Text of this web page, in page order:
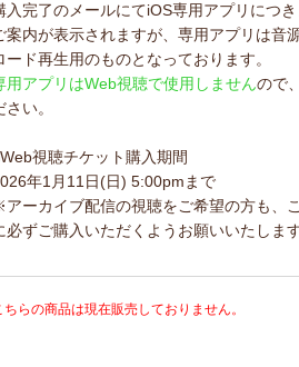
入完了のメールにてiOS専用アプリにつ
案内が表示されますが、専用アプリは音
ード再生用のものとなっております。
用アプリはWeb視聴で使用しませんので
さい。
視聴チケット購入期間
年1月11日(日) 5:00pmまで
ーカイブ配信の視聴をご希望の方も、
必ずご購入いただくようお願いいたします
ちらの商品は現在販売しておりません。